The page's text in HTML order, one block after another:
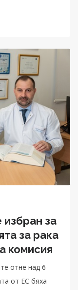
за
за рака
комисия
отне над 6
от ЕС бяха